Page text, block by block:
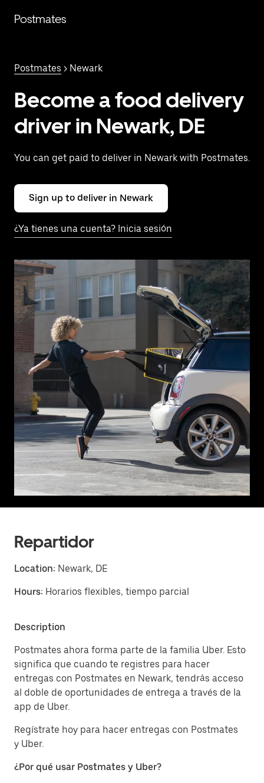
contenido
Postmates
Postmates > Newark
Become a food delivery
driver in Newark, DE
You can get paid to deliver in Newark with Postmates.
Sign up to deliver in Newark
¿Ya tienes una cuenta? Inicia sesión
Repartidor
Location: Newark, DE
Hours: Horarios flexibles, tiempo parcial
Description
Postmates ahora forma parte de la familia Uber. Esto
significa que cuando te registres para hacer
entregas con Postmates en Newark, tendrás acceso
al doble de oportunidades de entrega a través de la
app de Uber.
Regístrate hoy para hacer entregas con Postmates
y Uber.
¿Por qué usar Postmates y Uber?